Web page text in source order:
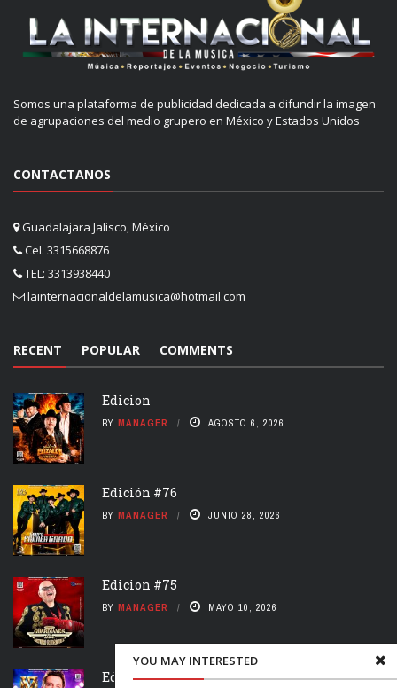
YOU MAY INTERESTED
Somos una plataforma de publicidad dedicada a difundir la imagen
de agrupaciones del medio grupero en México y Estados Unidos
CONTACTANOS
Guadalajara Jalisco, México
Cel. 3315668876
TEL: 3313938440
lainternacionaldelamusica@hotmail.com
RECENT POPULAR COMMENTS
Edicion
BY MANAGER AGOSTO 6, 2026
Edición #76
BY MANAGER JUNIO 28, 2026
Edicion #75
BY MANAGER MAYO 10, 2026
Edición #74